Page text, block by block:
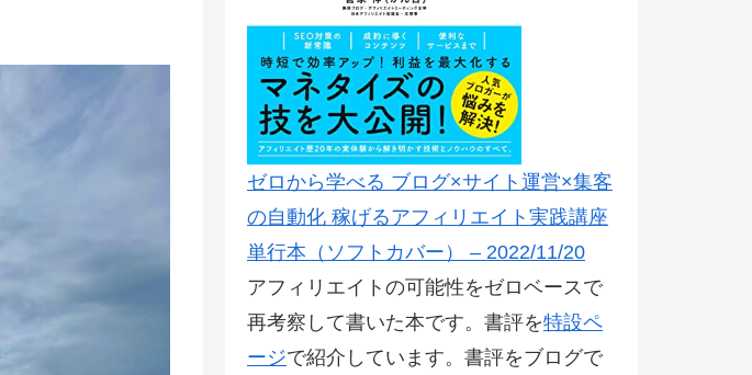
ゼロから学べる ブログ×サイト運営×集客
の自動化 稼げるアフィリエイト実践講座
単行本（ソフトカバー） – 2022/11/20
アフィリエイトの可能性をゼロベースで
再考察して書いた本です。書評を特設ペ
ージで紹介しています。書評をブログで